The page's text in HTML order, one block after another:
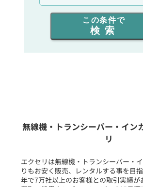
出力を選ぶ
同時通話人数を選ぶ
フリーワード入力(製品名等)
選択条件をリセット
この条件で
検索
無線機・トランシーバー・イン
リ
エクセリは無線機・トランシーバー・
りもお安く販売、レンタルする事を目
年で7万社以上のお客様との取引実績が